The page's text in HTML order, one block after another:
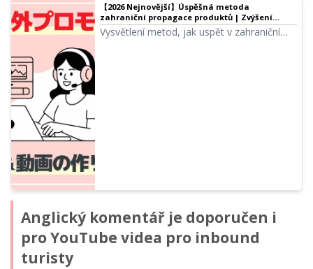
【2026 Nejnovější】Úspěšná metoda
zahraniční propagace produktů | Zvýšení
prodejů pomocí YouTube videí a AI hlasu
Vysvětlení metod, jak uspět v zahraniční
Anglický komentář je doporučen i
pro YouTube videa pro inbound
turisty